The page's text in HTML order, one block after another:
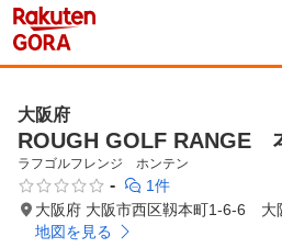
大阪府
ROUGH GOLF RANGE
ラフゴルフレンジ　ホンテン
-
1件
大阪府 大阪市西区靱本町1-6-6 大
地図を見る